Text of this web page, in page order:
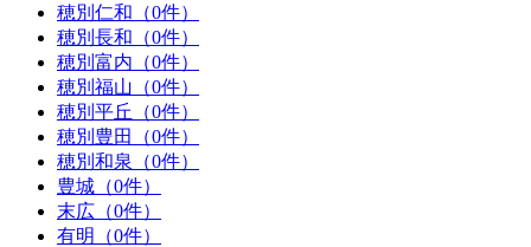
穂別仁和（0件）
穂別長和（0件）
穂別富内（0件）
穂別福山（0件）
穂別平丘（0件）
穂別豊田（0件）
穂別和泉（0件）
豊城（0件）
末広（0件）
有明（0件）